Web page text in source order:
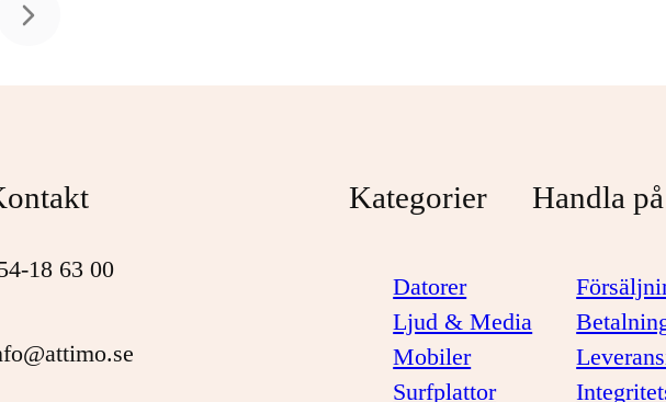
Next slide
18 63 00
Kategorier
Datorer
Ljud & Media
Mobiler
Surfplattor
Handla